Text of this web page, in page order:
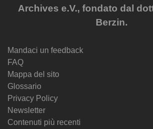
Archives e.V., fondato dal
Berzin.
Mandaci un feedback
FAQ
Mappa del sito
Glossario
Privacy Policy
Newsletter
Contenuti più recenti